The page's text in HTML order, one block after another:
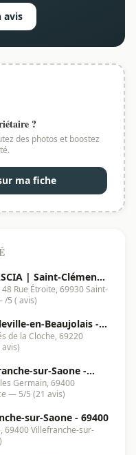
avis
?
des photos et boostez
ma fiche
| Saint-Clément-
Rue Étroite, 69930 Saint-
/5 ( avis)
en-Beaujolais -
de la Cloche, 69220
sur-Saone -
Germain, 69400
— 5/5 (21 avis)
sur-Saone - 69400
69400 Villefranche-sur-